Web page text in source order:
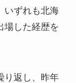
いずれも北海
場した経歴を
り返し、昨年